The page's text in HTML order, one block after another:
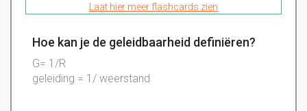
Laat hier meer flashcards zien
Hoe kan je de geleidbaarheid definiëren?
G= 1/R
geleiding = 1/ weerstand